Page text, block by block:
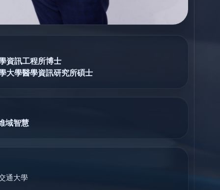
資訊工程所博士
大學醫學資訊研究所碩士
域智慧
通大學